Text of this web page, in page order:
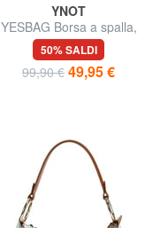
YNOT
YESBAG Borsa a spalla,
grandezza regolabile
50% SALDI
99,90 € 49,95 €